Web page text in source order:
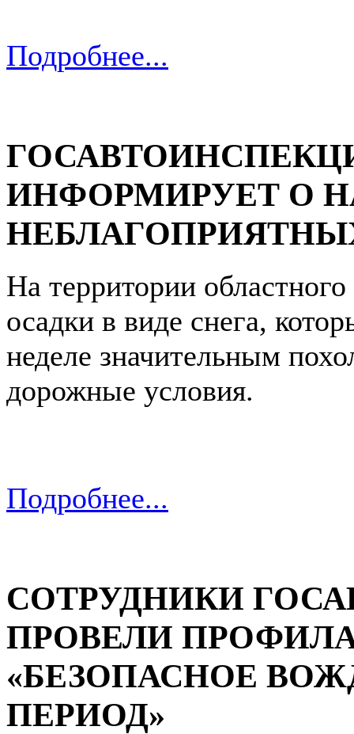
Подробнее...
ИНФОРМИРУЕТ О
На территории
осадки в виде снега,
неделе значительным
дорожные условия.
Подробнее...
СОТРУДНИКИ
ПРОВЕЛИ
«БЕЗОПАСНОЕ
ПЕРИОД»